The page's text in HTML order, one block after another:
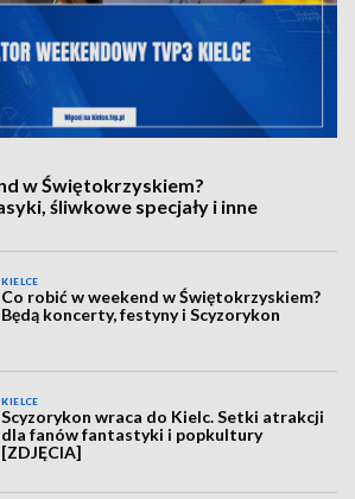
w Świętokrzyskiem?
śliwkowe specjały i inne
KIELCE
Co robić w weekend w Świętokrzyskiem?
Będą koncerty, festyny i Scyzorykon
KIELCE
Scyzorykon wraca do Kielc. Setki atrakcji
dla fanów fantastyki i popkultury
[ZDJĘCIA]